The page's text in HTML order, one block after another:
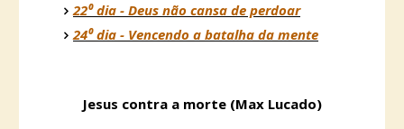
22⁰ dia - Deus não cansa de perdoar
24⁰ dia - Vencendo a batalha da mente
Jesus contra a morte (Max Lucado)